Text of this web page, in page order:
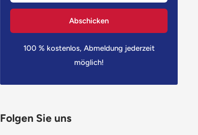
Abschicken
100 % kostenlos, Abmeldung jederzeit
möglich!
Folgen Sie uns